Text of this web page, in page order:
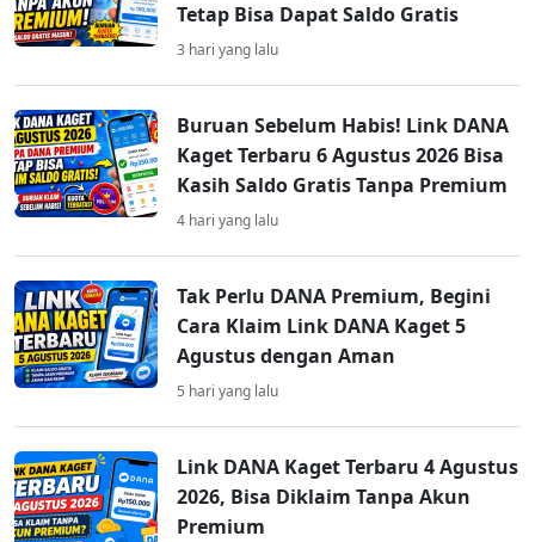
Tetap Bisa Dapat Saldo Gratis
3 hari yang lalu
Buruan Sebelum Habis! Link DANA
Kaget Terbaru 6 Agustus 2026 Bisa
Kasih Saldo Gratis Tanpa Premium
4 hari yang lalu
Tak Perlu DANA Premium, Begini
Cara Klaim Link DANA Kaget 5
Agustus dengan Aman
5 hari yang lalu
Link DANA Kaget Terbaru 4 Agustus
2026, Bisa Diklaim Tanpa Akun
Premium